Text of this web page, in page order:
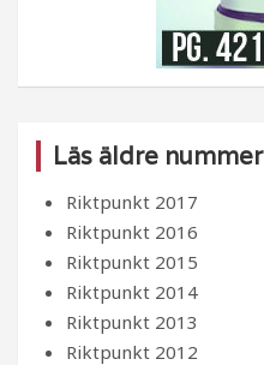
Läs äldre nummer
Riktpunkt 2017
Riktpunkt 2016
Riktpunkt 2015
Riktpunkt 2014
Riktpunkt 2013
Riktpunkt 2012